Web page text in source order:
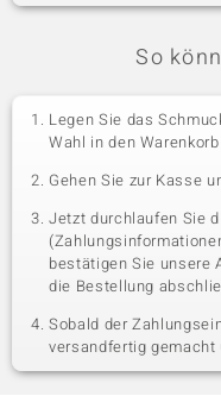
So
Legen Sie das
Wahl in den Warenkorb.
Gehen Sie zur Kasse
Jetzt durchlaufen Sie
bestätigen Sie unsere
die Bestellung
Sobald der
versandfertig gemacht